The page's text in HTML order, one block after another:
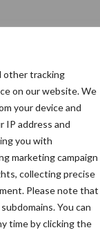
other tracking
on our website. We
your device and
IP address and
you with
marketing campaign
collecting precise
Please note that
You can
time by clicking the